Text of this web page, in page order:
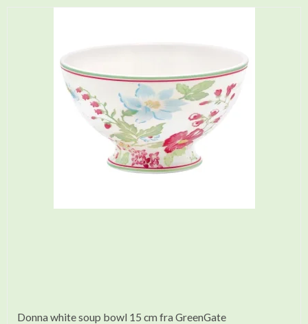
Donna white soup bowl 15 cm fra GreenGate